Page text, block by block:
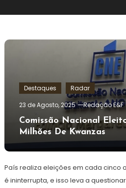
Destaques
Radar
23 de Agosto, 2025
Redação E&F
Comissão Nacional
Milhões De Kwanzas
País realiza eleições em cada cinco
é ininterrupta, e isso leva a